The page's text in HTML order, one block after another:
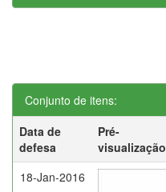
Conjunto de itens:
Data de
defesa
Pré-
visualização
18-Jan-2016